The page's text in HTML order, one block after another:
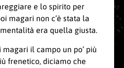
e lo spirito per
magari non c’è stata la
era quella giusta.
magari il campo un po’ più
frenetico, diciamo che